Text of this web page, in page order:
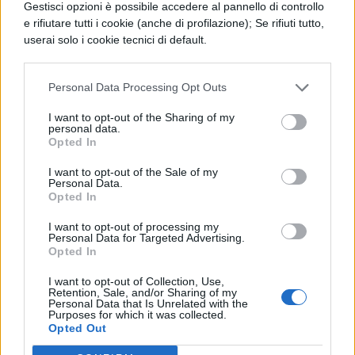
Gestisci opzioni è possibile accedere al pannello di controllo
e rifiutare tutti i cookie (anche di profilazione); Se rifiuti tutto,
userai solo i cookie tecnici di default.
Personal Data Processing Opt Outs
I want to opt-out of the Sharing of my
personal data.
Opted In
I want to opt-out of the Sale of my
Personal Data.
Opted In
I want to opt-out of processing my
Personal Data for Targeted Advertising.
Opted In
I want to opt-out of Collection, Use,
Retention, Sale, and/or Sharing of my
Personal Data that Is Unrelated with the
Purposes for which it was collected.
Opted Out
Leggi anche:
sicurezza in due passaggi
Iphone 8: tutte le novità sul nuovo
smartphone in uscita
Scoperte 100 app per Android
WhatsApp: come trasformare la nota
vocale in testo
Il nuovo Nokia 3310 è realtà. E costa
pochissimo